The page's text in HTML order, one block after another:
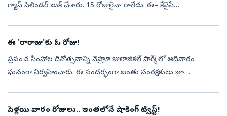
గ్యాస్‌ సిలిండర్‌ బుక్‌ చేశారు. 15 రోజులైనా రాలేదు. ఈ– కేవైసీ
ఈ 'రారాజు'కు ఓ రోజు!
ప్రపంచ సింహాల దినోత్సవాన్ని నెహ్రూ జులాజికల్‌ పార్క్‌లో ఆదివారం
ఘనంగా నిర్వహించారు. ఈ సందర్భంగా జంతు సంరక్షకులు జూ
పెళ్లయి వారం రోజులు.. ఇంతలోనే షాకింగ్ ట్విస్ట్‌!